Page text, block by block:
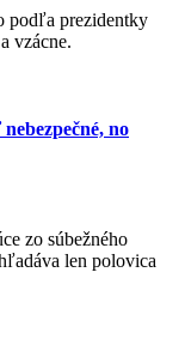
vzácne.
no
len polovica